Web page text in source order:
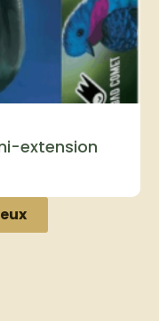
extension